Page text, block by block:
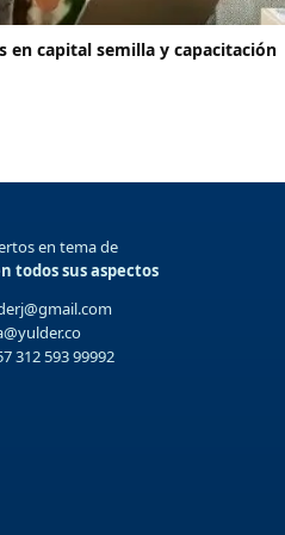
en capital semilla y capacitación
en tema de
todos sus aspectos
312 593 99992